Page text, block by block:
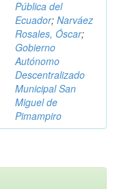
Pública del
Ecuador; Narváez
Rosales, Óscar;
Gobierno
Autónomo
Descentralizado
Municipal San
Miguel de
Pimampiro